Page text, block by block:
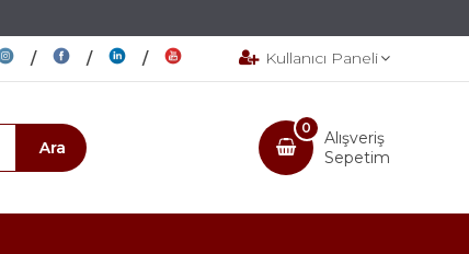
Kullanıcı Paneli
Alışveriş
Sepetim
0